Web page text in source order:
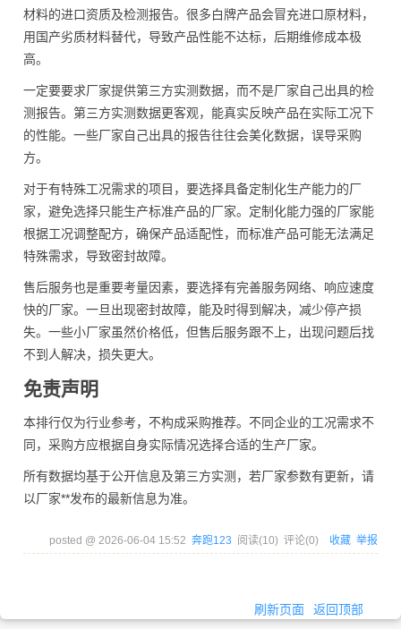
材料的进口资质及检测报告。很多白牌产品会冒充进口原材料，
用国产劣质材料替代，导致产品性能不达标，后期维修成本极
高。
一定要要求厂家提供第三方实测数据，而不是厂家自己出具的检
测报告。第三方实测数据更客观，能真实反映产品在实际工况下
的性能。一些厂家自己出具的报告往往会美化数据，误导采购
方。
对于有特殊工况需求的项目，要选择具备定制化生产能力的厂
家，避免选择只能生产标准产品的厂家。定制化能力强的厂家能
根据工况调整配方，确保产品适配性，而标准产品可能无法满足
特殊需求，导致密封故障。
售后服务也是重要考量因素，要选择有完善服务网络、响应速度
快的厂家。一旦出现密封故障，能及时得到解决，减少停产损
失。一些小厂家虽然价格低，但售后服务跟不上，出现问题后找
不到人解决，损失更大。
免责声明
本排行仅为行业参考，不构成采购推荐。不同企业的工况需求不
同，采购方应根据自身实际情况选择合适的生产厂家。
所有数据均基于公开信息及第三方实测，若厂家参数有更新，请
以厂家**发布的最新信息为准。
posted @ 2026-06-04 15:52 奔跑123 阅读(10) 评论(0) 收藏 举报
刷新页面 返回顶部